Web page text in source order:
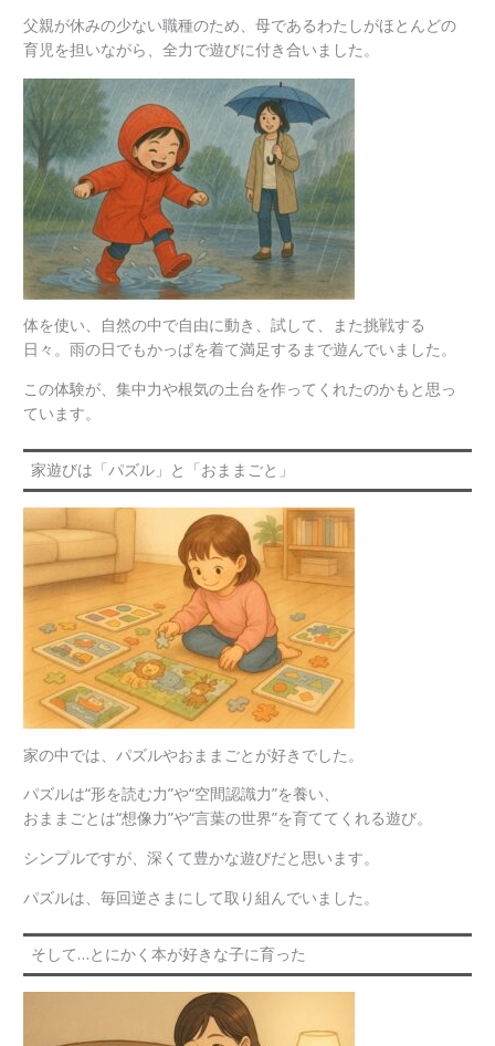
父親が休みの少ない職種のため、母であるわたしがほとんどの
育児を担いながら、全力で遊びに付き合いました。
体を使い、自然の中で自由に動き、試して、また挑戦する
日々。雨の日でもかっぱを着て満足するまで遊んでいました。
この体験が、集中力や根気の土台を作ってくれたのかもと思っ
ています。
家遊びは「パズル」と「おままごと」
家の中では、パズルやおままごとが好きでした。
パズルは“形を読む力”や“空間認識力”を養い、
おままごとは“想像力”や“言葉の世界”を育ててくれる遊び。
シンプルですが、深くて豊かな遊びだと思います。
パズルは、毎回逆さまにして取り組んでいました。
そして…とにかく本が好きな子に育った